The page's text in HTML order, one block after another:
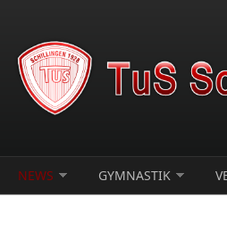
NEWS GYMNASTIK